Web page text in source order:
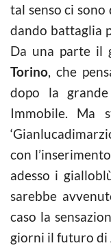
tal senso ci sono
dando battaglia
Da una parte il
Torino, che
dopo la
Immobile. Ma
con l’inserimento
adesso i
sarebbe
caso la
giorni il futuro di